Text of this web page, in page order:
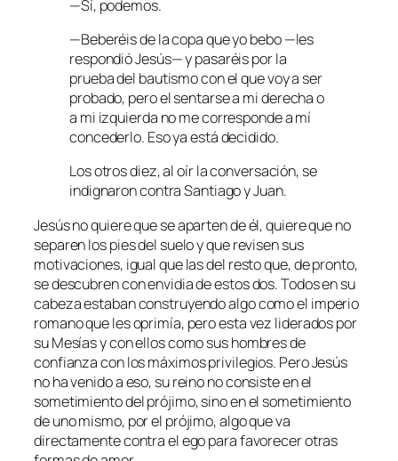
—Sí, podemos.
—Beberéis de la copa que yo bebo —les
respondió Jesús— y pasaréis por la
prueba del bautismo con el que voy a ser
probado, pero el sentarse a mi derecha o
a mi izquierda no me corresponde a mí
concederlo. Eso ya está decidido.
Los otros diez, al oír la conversación, se
indignaron contra Santiago y Juan.
Jesús no quiere que se aparten de él, quiere que no
separen los pies del suelo y que revisen sus
motivaciones, igual que las del resto que, de pronto,
se descubren con envidia de estos dos. Todos en su
cabeza estaban construyendo algo como el imperio
romano que les oprimía, pero esta vez liderados por
su Mesías y con ellos como sus hombres de
confianza con los máximos privilegios. Pero Jesús
no ha venido a eso, su reino no consiste en el
sometimiento del prójimo, sino en el sometimiento
de uno mismo, por el prójimo, algo que va
directamente contra el ego para favorecer otras